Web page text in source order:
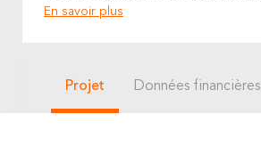
En savoir plus
Projet Données financières